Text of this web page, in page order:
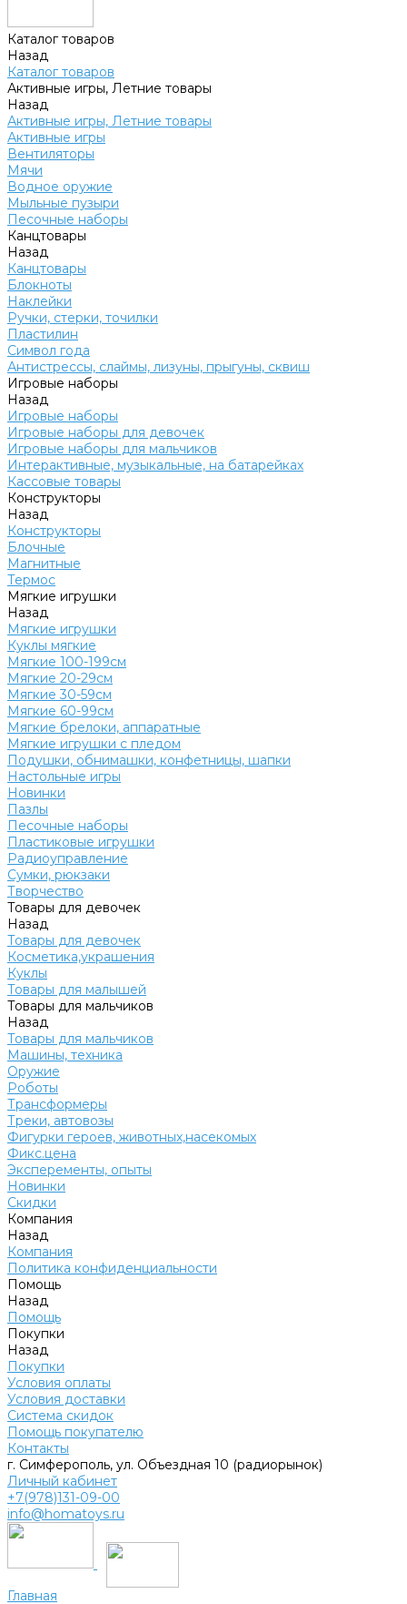
Каталог товаров
Назад
Каталог товаров
Активные игры, Летние товары
Назад
Активные игры, Летние товары
Активные игры
Вентиляторы
Мячи
Водное оружие
Мыльные пузыри
Песочные наборы
Канцтовары
Назад
Канцтовары
Блокноты
Наклейки
Ручки, стерки, точилки
Пластилин
Символ года
Антистрессы, слаймы, лизуны, прыгуны, сквиш
Игровые наборы
Назад
Игровые наборы
Игровые наборы для девочек
Игровые наборы для мальчиков
Интерактивные, музыкальные, на батарейках
Кассовые товары
Конструкторы
Назад
Конструкторы
Блочные
Магнитные
Термос
Мягкие игрушки
Назад
Мягкие игрушки
Куклы мягкие
Мягкие 100-199см
Мягкие 20-29см
Мягкие 30-59см
Мягкие 60-99см
Мягкие брелоки, аппаратные
Мягкие игрушки с пледом
Подушки, обнимашки, конфетницы, шапки
Настольные игры
Новинки
Пазлы
Песочные наборы
Пластиковые игрушки
Радиоуправление
Сумки, рюкзаки
Творчество
Товары для девочек
Назад
Товары для девочек
Косметика,украшения
Куклы
Товары для малышей
Товары для мальчиков
Назад
Товары для мальчиков
Машины, техника
Оружие
Роботы
Трансформеры
Треки, автовозы
Фигурки героев, животных,насекомых
Фикс.цена
Эксперементы, опыты
Новинки
Скидки
Компания
Назад
Компания
Политика конфиденциальности
Помощь
Назад
Помощь
Покупки
Назад
Покупки
Условия оплаты
Условия доставки
Система скидок
Помощь покупателю
Контакты
г. Симферополь, ул. Объездная 10 (радиорынок)
Личный кабинет
+7(978)131-09-00
info@homatoys.ru
Главная